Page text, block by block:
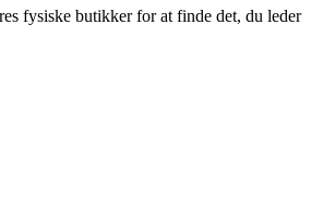
fysiske butikker for at finde det, du leder